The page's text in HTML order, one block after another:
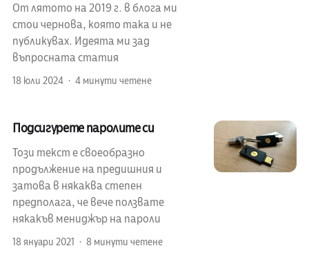
От лятото на 2019 г. в блога ми
стои чернова, която така и не
публикувах. Идеята ми зад
въпросната статия
18 юли 2024 4 минути четене
Подсигурете паролите си
Този текст е своеобразно
продължение на предишния и
затова в някаква степен
предполага, че вече ползвате
някакъв мениджър на пароли
18 януари 2021 8 минути четене